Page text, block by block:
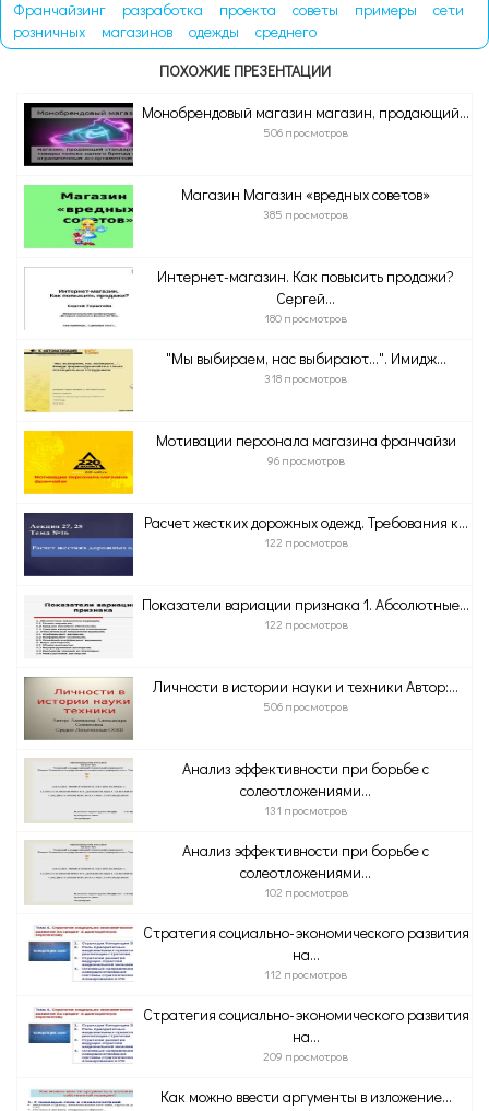
Франчайзинг разработка проекта советы примеры
сети
розничных
магазинов одежды
среднего
ПОХОЖИЕ ПРЕЗЕНТАЦИИ
Монобрендовый магазин магазин, продающий...
506 просмотров
Магазин Магазин «вредных советов»
385 просмотров
Интернет-магазин. Как повысить продажи?
Сергей...
180 просмотров
"Мы выбираем, нас выбирают...". Имидж...
318 просмотров
Мотивации персонала магазина франчайзи
96 просмотров
Расчет жестких дорожных одежд. Требования к...
122 просмотров
Показатели вариации признака 1. Абсолютные...
122 просмотров
Личности в истории науки и техники Автор:...
506 просмотров
Анализ эффективности при борьбе с
солеотложениями...
131 просмотров
Анализ эффективности при борьбе с
солеотложениями...
102 просмотров
Стратегия социально-экономического развития
на...
112 просмотров
Стратегия социально-экономического развития
на...
209 просмотров
Как можно ввести аргументы в изложение...